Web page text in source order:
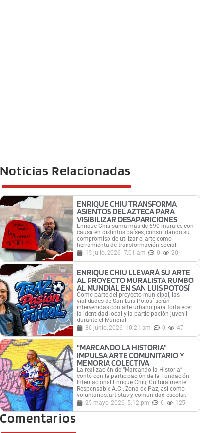
Noticias Relacionadas
ENRIQUE CHIU TRANSFORMA
ASIENTOS DEL AZTECA PARA
VISIBILIZAR DESAPARICIONES
Enrique Chiu suma más de 690 murales con
causa en distintos países, consolidando su
compromiso de utilizar el arte como
herramienta de transformación social.
15 julio, 2026 7:01 am 0 20
ENRIQUE CHIU LLEVARÁ SU ARTE
AL PROYECTO MURALISTA RUMBO
AL MUNDIAL EN SAN LUIS POTOSÍ
Como parte del proyecto municipal, las
vialidades de San Luis Potosí serán
intervenidas con arte urbano para fortalecer
la identidad local y la participación juvenil
durante el Mundial.
30 junio, 2026 10:21 am 0 47
“MARCANDO LA HISTORIA”
IMPULSA ARTE COMUNITARIO Y
MEMORIA COLECTIVA
La realización de “Marcando la Historia”
contó con la participación de la Fundación
Internacional Enrique Chiu, Culturalmente
Responsable A.C., Zona de Paz, así como
voluntarios, artistas y comunidad escolar.
25 mayo, 2026 5:12 pm 0 125
Comentarios